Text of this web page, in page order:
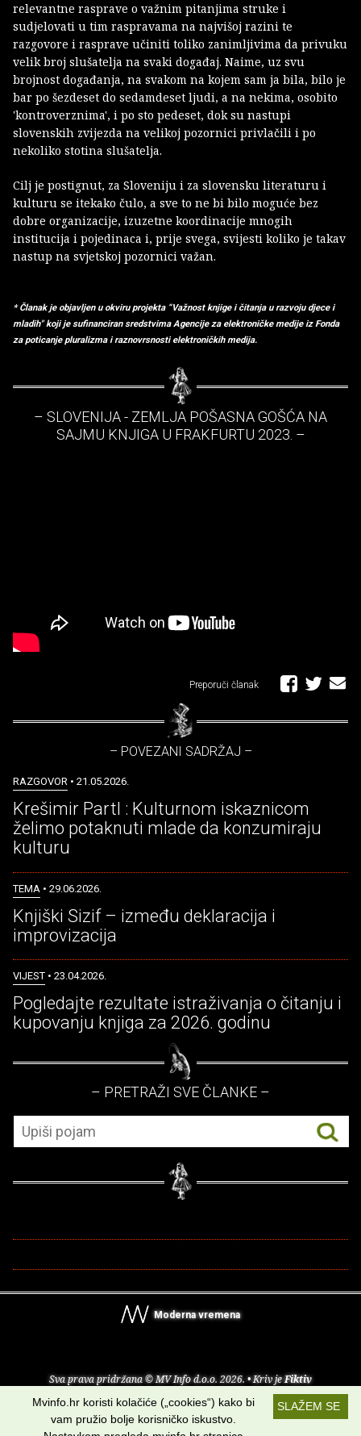
relevantne rasprave o važnim pitanjima struke i
sudjelovati u tim raspravama na najvišoj razini te
razgovore i rasprave učiniti toliko zanimljivima da privuku
velik broj slušatelja na svaki događaj. Naime, uz svu
brojnost događanja, na svakom na kojem sam ja bila, bilo je
bar po šezdeset do sedamdeset ljudi, a na nekima, osobito
'kontroverznima', i po sto pedeset, dok su nastupi
slovenskih zvijezda na velikoj pozornici privlačili i po
nekoliko stotina slušatelja.
Cilj je postignut, za Sloveniju i za slovensku literaturu i
kulturu se itekako čulo, a sve to ne bi bilo moguće bez
dobre organizacije, izuzetne koordinacije mnogih
institucija i pojedinaca i, prije svega, svijesti koliko je takav
nastup na svjetskoj pozornici važan.
* Članak je objavljen u okviru projekta “Važnost knjige i čitanja u razvoju djece i
mladih" koji je sufinanciran sredstvima Agencije za elektroničke medije iz Fonda
za poticanje pluralizma i raznovrsnosti elektroničkih medija.
– SLOVENIJA - ZEMLJA POŠASNA GOŠĆA NA
SAJMU KNJIGA U FRAKFURTU 2023. –
Preporuči članak
– POVEZANI SADRŽAJ –
RAZGOVOR • 21.05.2026.
Krešimir Partl : Kulturnom iskaznicom
želimo potaknuti mlade da konzumiraju
kulturu
TEMA • 29.06.2026.
Knjiški Sizif – između deklaracija i
improvizacija
VIJEST • 23.04.2026.
Pogledajte rezultate istraživanja o čitanju i
kupovanju knjiga za 2026. godinu
– PRETRAŽI SVE ČLANKE –
Moderna vremena
Sva prava pridržana © MV Info d.o.o. 2026. • Kriv jeFiktiv
Uvjeti korištenja RSS kanaliSLAŽEM SE
Mvinfo.hr koristi kolačiće („cookies“) kako bi
vam pružio bolje korisničko iskustvo.